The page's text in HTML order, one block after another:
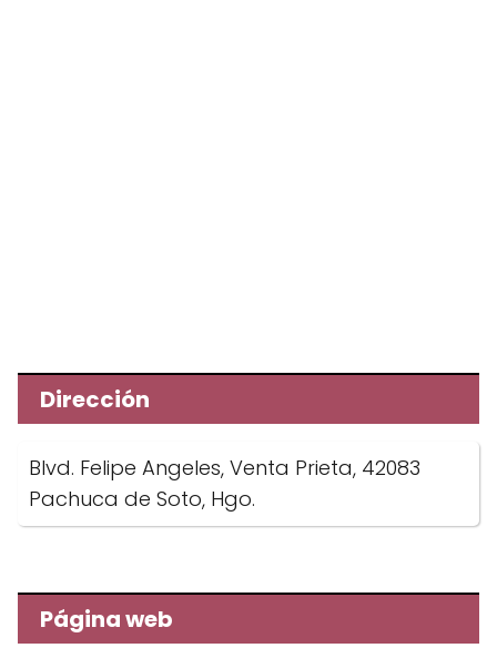
Dirección
Blvd. Felipe Angeles, Venta Prieta, 42083
Pachuca de Soto, Hgo.
Página web